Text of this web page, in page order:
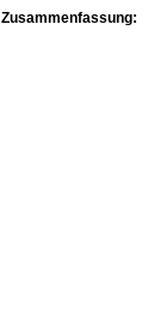
Zusammenfassung: